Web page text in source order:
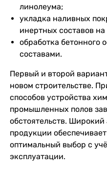
линолеума;
укладка наливных
инертных составов
обработка
составами.
Первый и второй
новом строительстве.
способов устройства
промышленных полов
обстоятельств. Широкий
продукции
оптимальный выбор с
эксплуатации.